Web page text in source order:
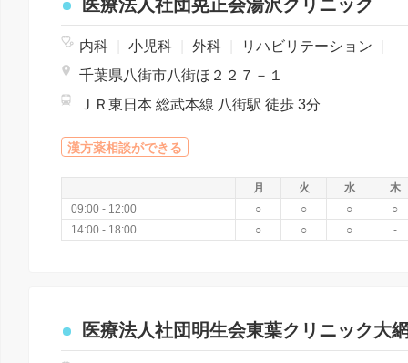
医療法人社団晃正会湯沢クリニック
内科 小児科 外科 リハビリテーション
千葉県八街市八街ほ２２７－１
ＪＲ東日本 総武本線 八街駅 徒歩 3分
漢方薬相談ができる
月 火 水
木
09:00 - 12:00
○ ○ ○
○
14:00 - 18:00
○ ○ ○ -
医療法人社団明生会東葉クリニック大